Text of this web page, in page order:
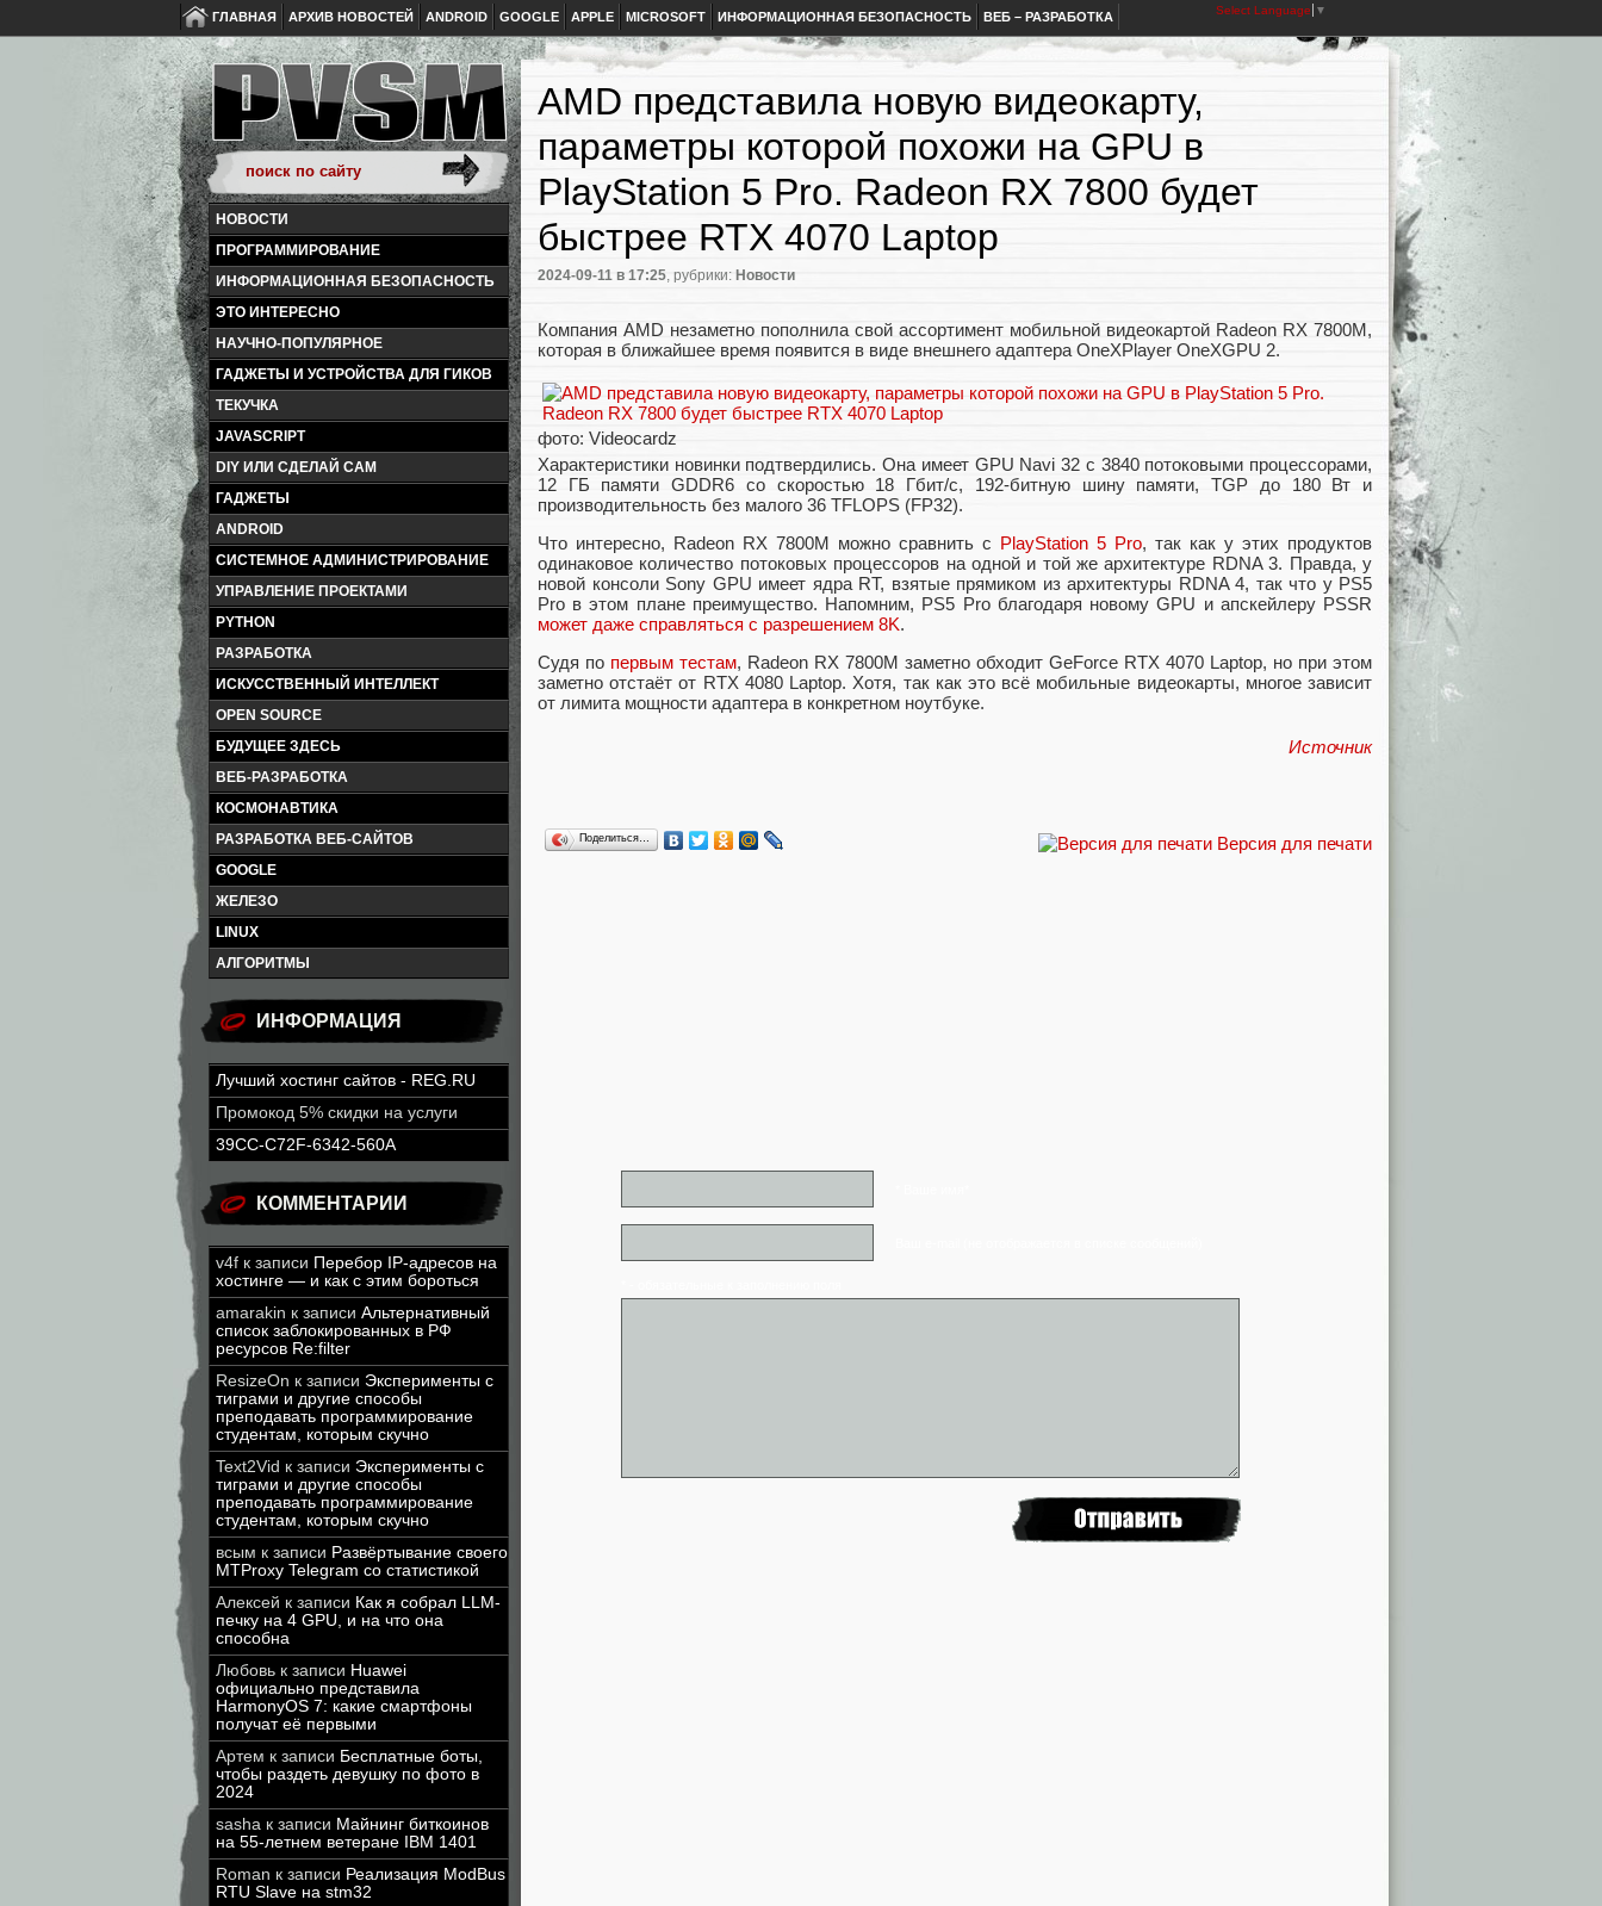
ГЛАВНАЯ АРХИВ НОВОСТЕЙ ANDROID GOOGLE APPLE MICROSOFT ИНФОРМАЦИОННАЯ БЕЗОПАСНОСТЬ ВЕБ – РАЗРАБОТКА Select Language ▼
НОВОСТИ
ПРОГРАММИРОВАНИЕ
ИНФОРМАЦИОННАЯ БЕЗОПАСНОСТЬ
ЭТО ИНТЕРЕСНО
НАУЧНО-ПОПУЛЯРНОЕ
ГАДЖЕТЫ И УСТРОЙСТВА ДЛЯ ГИКОВ
ТЕКУЧКА
JAVASCRIPT
DIY ИЛИ СДЕЛАЙ САМ
ГАДЖЕТЫ
ANDROID
СИСТЕМНОЕ АДМИНИСТРИРОВАНИЕ
УПРАВЛЕНИЕ ПРОЕКТАМИ
PYTHON
РАЗРАБОТКА
ИСКУССТВЕННЫЙ ИНТЕЛЛЕКТ
OPEN SOURCE
БУДУЩЕЕ ЗДЕСЬ
ВЕБ-РАЗРАБОТКА
КОСМОНАВТИКА
РАЗРАБОТКА ВЕБ-САЙТОВ
GOOGLE
ЖЕЛЕЗО
LINUX
АЛГОРИТМЫ
ИНФОРМАЦИЯ
Лучший хостинг сайтов - REG.RU
Промокод 5% скидки на услуги
39CC-C72F-6342-560A
КОММЕНТАРИИ
v4f к записи Перебор IP-адресов на
хостинге — и как с этим бороться
amarakin к записи Альтернативный
список заблокированных в РФ
ресурсов Re:filter
ResizeOn к записи Эксперименты с
тиграми и другие способы
преподавать программирование
студентам, которым скучно
Text2Vid к записи Эксперименты с
тиграми и другие способы
преподавать программирование
студентам, которым скучно
всым к записи Развёртывание своего
MTProxy Telegram со статистикой
Алексей к записи Как я собрал LLM-
печку на 4 GPU, и на что она
способна
Любовь к записи Huawei
официально представила
HarmonyOS 7: какие смартфоны
получат её первыми
Артем к записи Бесплатные боты,
чтобы раздеть девушку по фото в
2024
sasha к записи Майнинг биткоинов
на 55-летнем ветеране IBM 1401
Roman к записи Реализация ModBus
RTU Slave на stm32
AMD представила новую видеокарту,
параметры которой похожи на GPU в
PlayStation 5 Pro. Radeon RX 7800 будет
быстрее RTX 4070 Laptop
2024-09-11 в 17:25, рубрики: Новости
Компания AMD незаметно пополнила свой ассортимент мобильной видеокартой Radeon RX 7800M,
которая в ближайшее время появится в виде внешнего адаптера OneXPlayer OneXGPU 2.
фото: Videocardz
Характеристики новинки подтвердились. Она имеет GPU Navi 32 с 3840 потоковыми процессорами,
12 ГБ памяти GDDR6 со скоростью 18 Гбит/с, 192-битную шину памяти, TGP до 180 Вт и
производительность без малого 36 TFLOPS (FP32).
Что интересно, Radeon RX 7800M можно сравнить с PlayStation 5 Pro, так как у этих продуктов
одинаковое количество потоковых процессоров на одной и той же архитектуре RDNA 3. Правда, у
новой консоли Sony GPU имеет ядра RT, взятые прямиком из архитектуры RDNA 4, так что у PS5
Pro в этом плане преимущество. Напомним, PS5 Pro благодаря новому GPU и апскейлеру PSSR
может даже справляться с разрешением 8K.
Судя по первым тестам, Radeon RX 7800M заметно обходит GeForce RTX 4070 Laptop, но при этом
заметно отстаёт от RTX 4080 Laptop. Хотя, так как это всё мобильные видеокарты, многое зависит
от лимита мощности адаптера в конкретном ноутбуке.
Источник
Версия для печати
Поделиться…